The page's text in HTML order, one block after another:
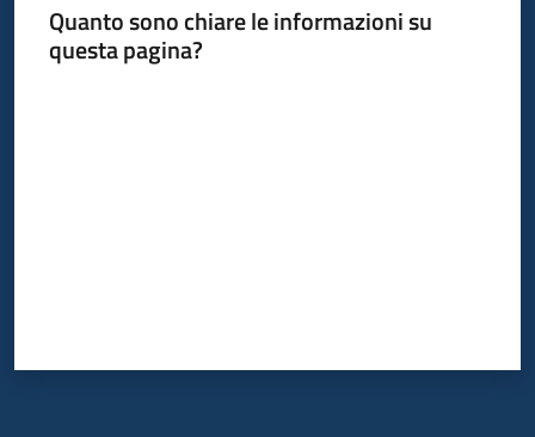
Quanto sono chiare le informazioni su
questa pagina?